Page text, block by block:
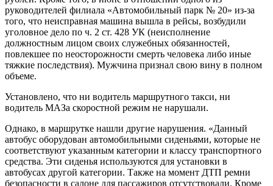
руководителей филиала «Автомобильный парк № 20» из-за
того, что неисправная машина вышла в рейсы, возбудили
уголовное дело по ч. 2 ст. 428 УК (неисполнение
должностным лицом своих служебных обязанностей,
повлекшее по неосторожности смерть человека либо иные
тяжкие последствия). Мужчина признал свою вину в полном
объеме.
Установлено, что ни водитель маршрутного такси, ни
водитель МАЗа скоростной режим не нарушали.
Однако, в маршрутке нашли другие нарушения. «Данный
автобус оборудован автомобильными сиденьями, которые не
соответствуют указанным категории и классу транспортного
средства. Эти сиденья используются для установки в
автобусах другой категории. Также на момент ДТП ремни
безопасности в салоне для пассажиров отсутствовали. Кроме